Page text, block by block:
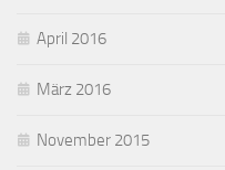
April 2016
März 2016
November 2015